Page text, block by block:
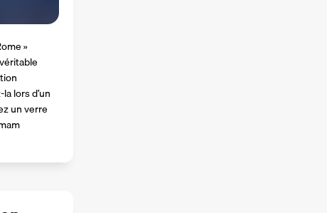
»
lors d’un
un verre